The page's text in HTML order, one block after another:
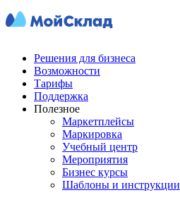
Решения для бизнеса
Возможности
Тарифы
Поддержка
Полезное
Маркетплейсы
Маркировка
Учебный центр
Мероприятия
Бизнес курсы
Шаблоны и инструкции